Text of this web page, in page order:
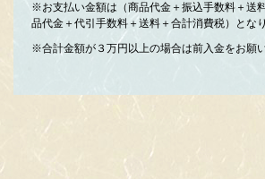
※お支払い金額は（商品代金＋振込手数料＋送
品代金＋代引手数料＋送料＋合計消費税）となり
※合計金額が３万円以上の場合は前入金をお願い